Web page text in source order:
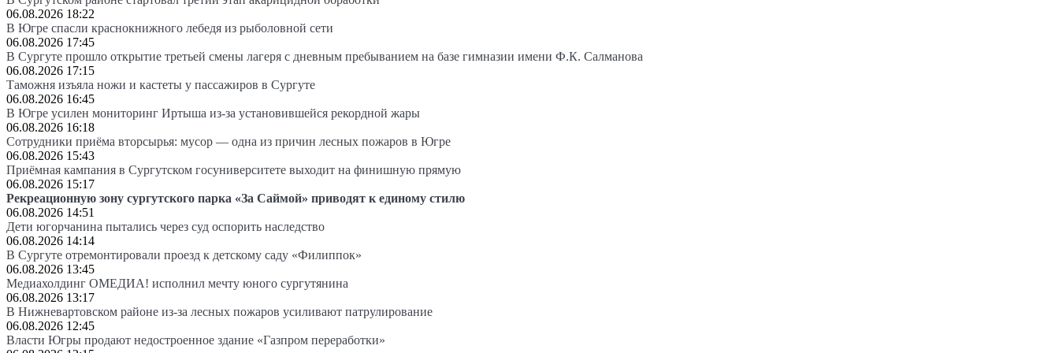
06.08.2026 18:22
В Югре спасли краснокнижного лебедя из рыболовной сети
06.08.2026 17:45
В Сургуте прошло открытие третьей смены лагеря с дневным пребыванием на базе гимназии имени Ф.К. Салманова
06.08.2026 17:15
Таможня изъяла ножи и кастеты у пассажиров в Сургуте
06.08.2026 16:45
В Югре усилен мониторинг Иртыша из-за установившейся рекордной жары
06.08.2026 16:18
Сотрудники приёма вторсырья: мусор — одна из причин лесных пожаров в Югре
06.08.2026 15:43
Приёмная кампания в Сургутском госуниверситете выходит на финишную прямую
06.08.2026 15:17
Рекреационную зону сургутского парка «За Саймой» приводят к единому стилю
06.08.2026 14:51
Дети югорчанина пытались через суд оспорить наследство
06.08.2026 14:14
В Сургуте отремонтировали проезд к детскому саду «Филиппок»
06.08.2026 13:45
Медиахолдинг ОМЕДИА! исполнил мечту юного сургутянина
06.08.2026 13:17
В Нижневартовском районе из-за лесных пожаров усиливают патрулирование
06.08.2026 12:45
Власти Югры продают недостроенное здание «Газпром переработки»